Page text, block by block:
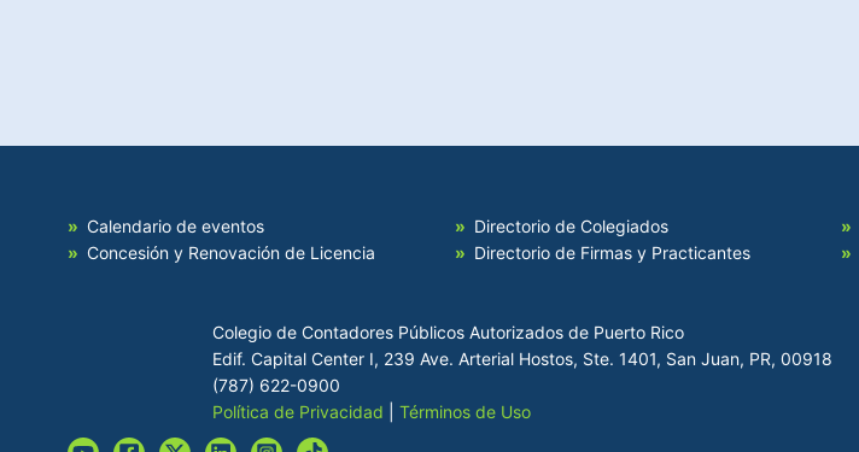
Calendario de eventos
Concesión y Renovación de Licencia
Directorio de Colegiados
Directorio de Firmas y Practicantes
Colegio de Contadores Públicos Autorizados de Puerto Rico
Edif. Capital Center I, 239 Ave. Arterial Hostos, Ste. 1401, San Juan, PR, 00918
(787) 622-0900
Política de Privacidad
Términos de Uso